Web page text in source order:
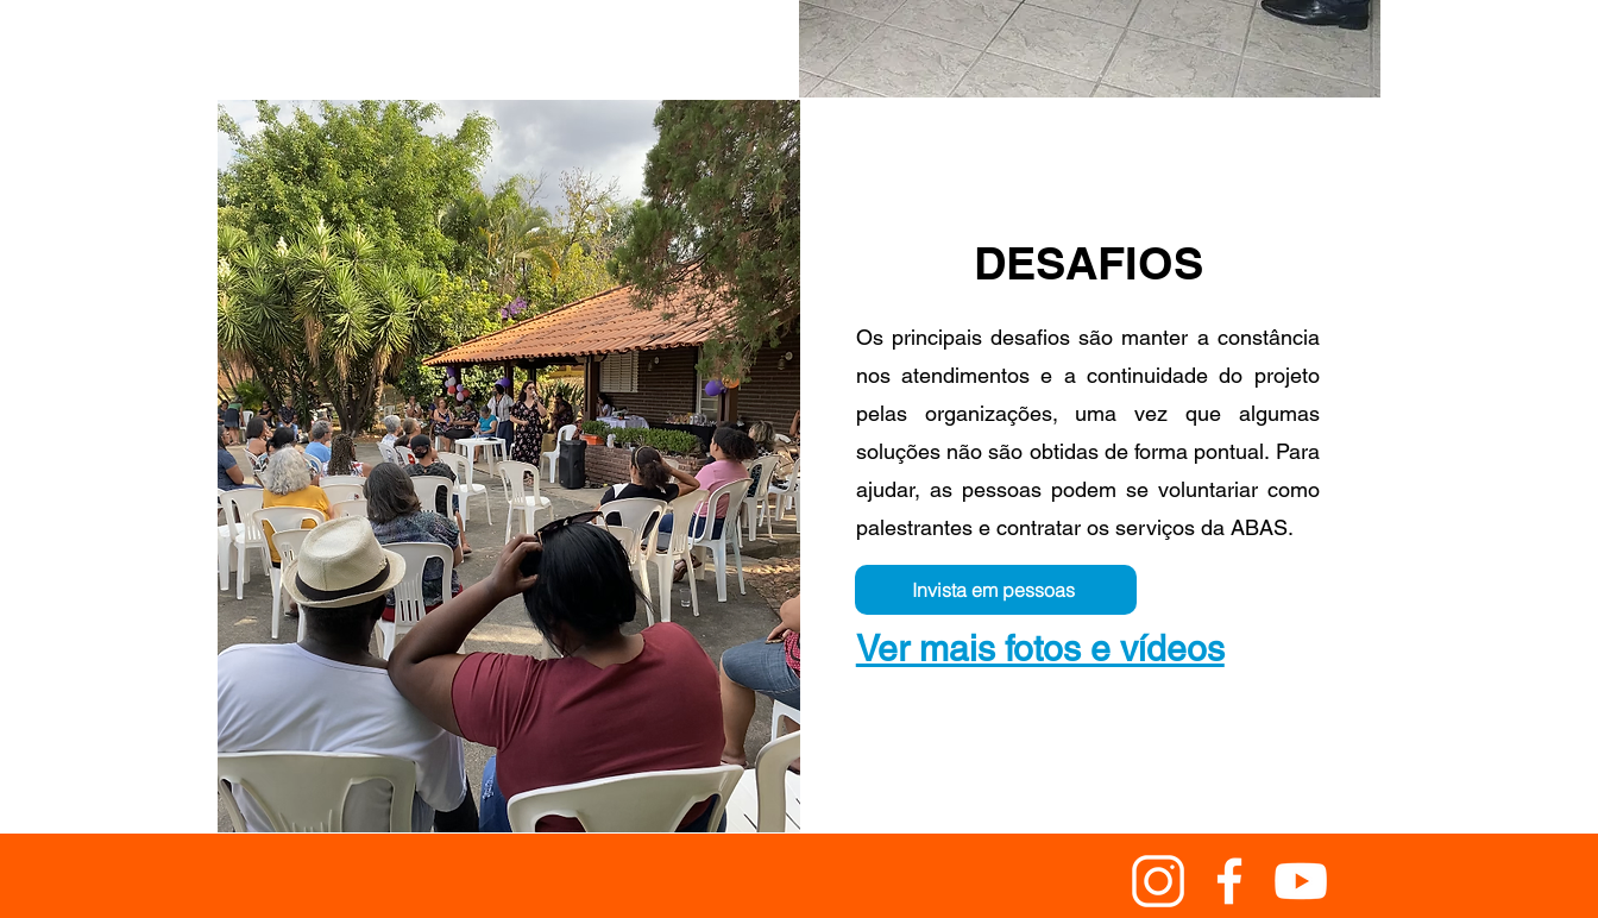
DESAFIOS
Os principais desafios são manter a constância
nos atendimentos e a continuidade do projeto
pelas organizações, uma vez que algumas
soluções não são obtidas de forma pontual. Para
ajudar, as pessoas podem se voluntariar como
palestrantes e contratar os serviços da ABAS.
Invista em pessoas
Ver mais fotos e vídeos